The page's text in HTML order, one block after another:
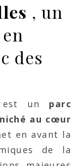
, un
des
est un parc
au cœur
en avant la
de la